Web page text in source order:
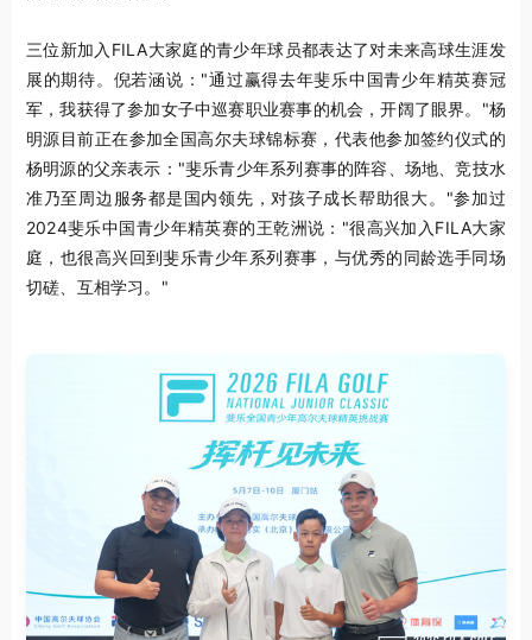
三位新加入FILA大家庭的青少年球员都表达了对未来高球生涯发
展的期待。倪若涵说："通过赢得去年斐乐中国青少年精英赛冠
军，我获得了参加女子中巡赛职业赛事的机会，开阔了眼界。"杨
明源目前正在参加全国高尔夫球锦标赛，代表他参加签约仪式的
杨明源的父亲表示："斐乐青少年系列赛事的阵容、场地、竞技水
准乃至周边服务都是国内领先，对孩子成长帮助很大。"参加过
2024斐乐中国青少年精英赛的王乾洲说："很高兴加入FILA大家
庭，也很高兴回到斐乐青少年系列赛事，与优秀的同龄选手同场
切磋、互相学习。"